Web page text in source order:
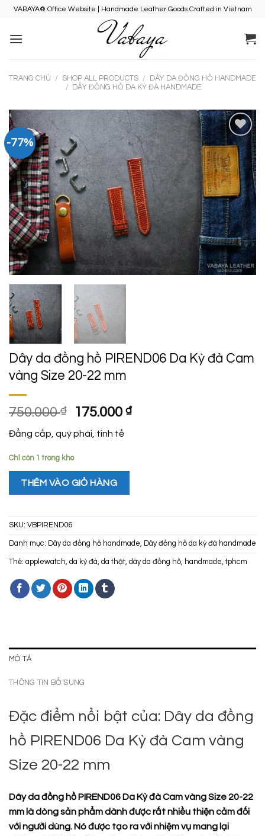
Skip
content
VABAYA® Office Website | Handmade Leather Goods Crafted in Vietnam
TRANG CHỦ / SHOP ALL PRODUCTS /
DÂY DA ĐỒNG HỒ HANDMADE
/
DÂY ĐỒNG HỒ DA KỲ ĐÀ HANDMADE
-77%
Add to
Wishlist
Dây da đồng hồ PIREND06 Da Kỳ đà Cam
vàng Size 20-22 mm
750.000₫
Giá
là:
750.000 ₫.
175.000₫Giá
Đẳng cấp, quý phái, tinh tế
Chỉ còn 1 trong kho
THÊM VÀO GIỎ HÀNG
SKU: VBPIREND06
Danh mục: Dây da đồng hồ handmade, Dây đồng hồ da kỳ đà handmade
Thẻ: applewatch, da kỳ đà, da thật, dây da đồng hồ, handmade,tphcm
MÔ TẢ
THÔNG TIN BỔ SUNG
Đặc điểm nổi bật của: Dây da đồng
hồ PIREND06 Da Kỳ đà Cam vàng
Size 20-22 mm
Dây da đồng hồ PIREND06 Da Kỳ đà Cam vàng Size 20-22
mm là dòng sản phẩm dành được rất nhiều thiện cảm đối
với người dùng. Nó được tạo ra với nhiệm vụ mang lại